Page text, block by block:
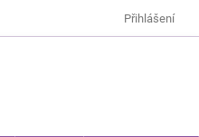
Přihlášení